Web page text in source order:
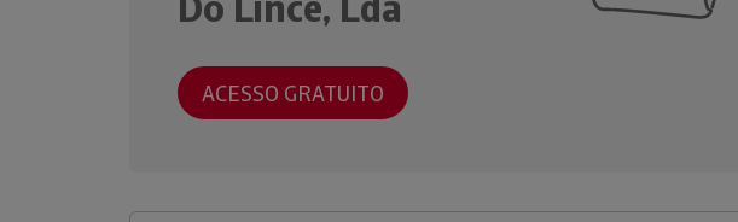
ACESSO GRATUITO